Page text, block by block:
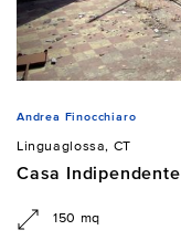
Andrea Finocchiaro
Linguaglossa, CT
Casa Indipendente
150 mq